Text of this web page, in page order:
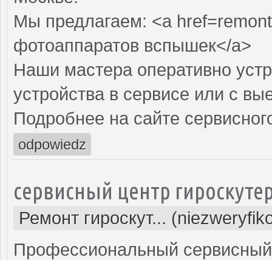
Мы предлагаем: <a
фотоаппаратов вспышек</a>
Наши мастера оперативно
устройства в сервисе или с
Подробнее на сайте
odpowiedz
сервисный центр
Ремонт гироскут...
Профессиональный сервисный